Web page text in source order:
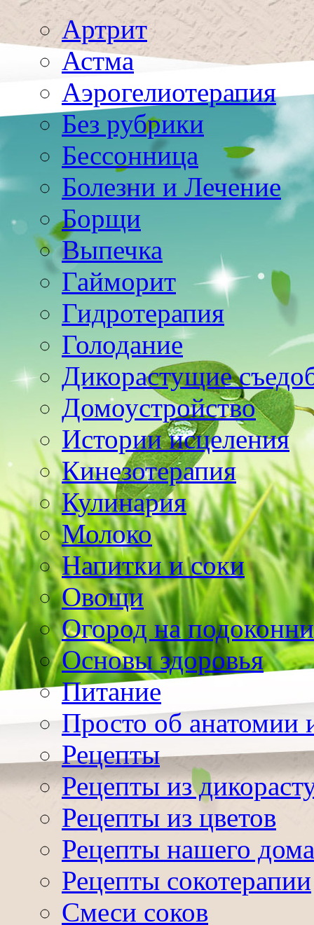
Артрит
Астма
Аэрогелиотерапия
Без рубрики
Бессонница
Болезни и Лечение
Борщи
Выпечка
Гайморит
Гидротерапия
Голодание
Дикорастущие
Домоустройство
Истории исцеления
Кинезотерапия
Кулинария
Молоко
Напитки и соки
Овощи
Огород на
Основы здоровья
Питание
Просто об анатомии
Рецепты
Рецепты из
Рецепты из цветов
Рецепты нашего дома
Рецепты сокотерапии
Смеси соков